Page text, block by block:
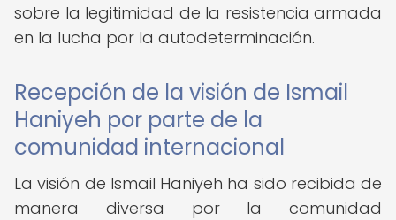
sobre la legitimidad de la resistencia armada
en la lucha por la autodeterminación.
Recepción de la visión de Ismail
Haniyeh por parte de la
comunidad internacional
La visión de Ismail Haniyeh ha sido recibida de
manera diversa por la comunidad